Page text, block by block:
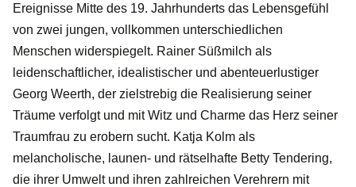
Ereignisse Mitte des 19. Jahrhunderts das Lebensgefühl
von zwei jungen, vollkommen unterschiedlichen
Menschen widerspiegelt. Rainer Süßmilch als
leidenschaftlicher, idealistischer und abenteuerlustiger
Georg Weerth, der zielstrebig die Realisierung seiner
Träume verfolgt und mit Witz und Charme das Herz seiner
Traumfrau zu erobern sucht. Katja Kolm als
melancholische, launen- und rätselhafte Betty Tendering,
die ihrer Umwelt und ihren zahlreichen Verehrern mit